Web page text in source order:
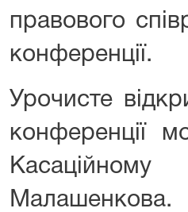
правового
конференції.
Урочисте
конференції
Малашенкова.